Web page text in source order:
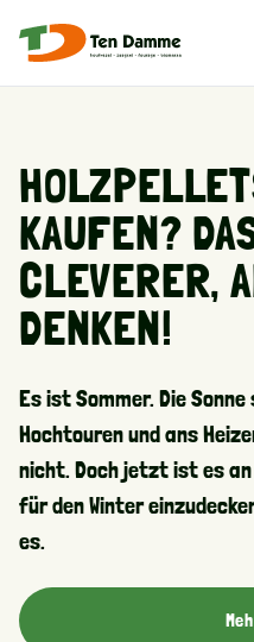
KAUFEN?
CLEVERER,
DENKEN!
Es ist Sommer. Die
Hochtouren und ans
nicht. Doch jetzt ist es
für den Winter
es.